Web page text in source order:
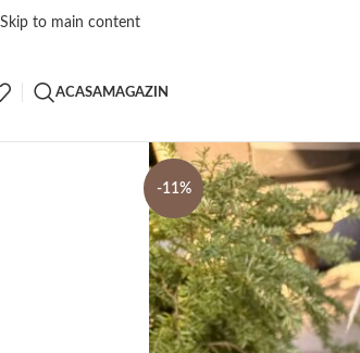
Skip to main content
ACASAMAGAZIN
-11%